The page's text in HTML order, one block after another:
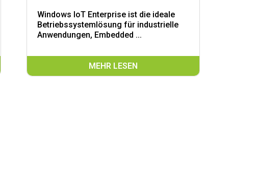
Windows IoT Enterprise ist die ideale
Betriebssystemlösung für industrielle
Anwendungen, Embedded ...
MEHR LESEN